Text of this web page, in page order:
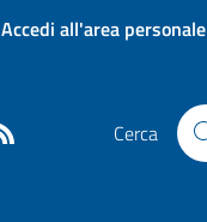
Accedi all'area personale
Cerca